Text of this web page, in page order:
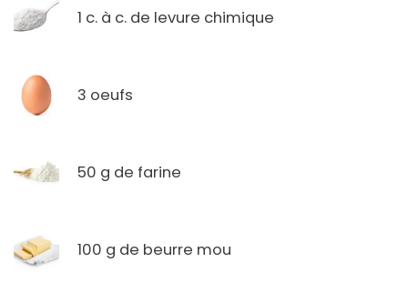
1 c. à c. de levure chimique
3 oeufs
50 g de farine
100 g de beurre mou